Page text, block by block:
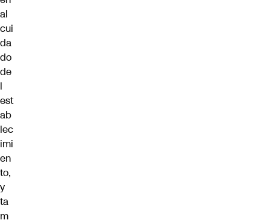
al
cui
da
do
de
l
est
ab
lec
imi
en
to,
y
ta
m